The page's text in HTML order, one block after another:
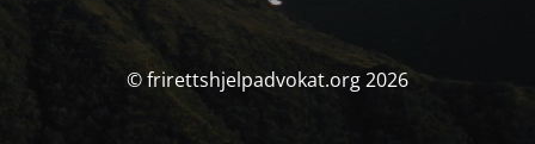
© frirettshjelpadvokat.org 2026